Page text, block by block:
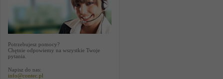
Potrzebujesz pomocy?
Chętnie odpowiemy na wszystkie Twoje
pytania.
Napisz do nas:
info@contec.pl